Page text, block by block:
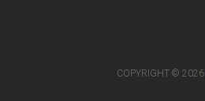
COPYRIGHT © 2026